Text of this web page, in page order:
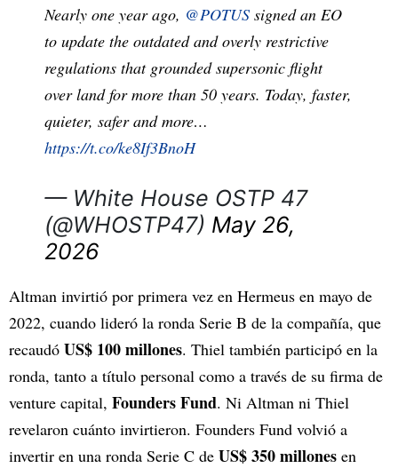
Nearly one year ago, @POTUS signed an EO
to update the outdated and overly restrictive
regulations that grounded supersonic flight
over land for more than 50 years. Today, faster,
quieter, safer and more…
https://t.co/ke8If3BnoH
— White House OSTP 47
(@WHOSTP47) May 26,
2026
Altman invirtió por primera vez en Hermeus en mayo de
2022, cuando lideró la ronda Serie B de la compañía, que
recaudó US$ 100 millones. Thiel también participó en la
ronda, tanto a título personal como a través de su firma de
venture capital, Founders Fund. Ni Altman ni Thiel
revelaron cuánto invirtieron. Founders Fund volvió a
invertir en una ronda Serie C de US$ 350 millones en